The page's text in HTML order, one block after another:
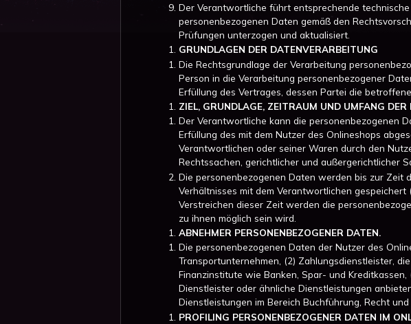
Der Verantwortliche führt entsprechende
personenbezogenen Daten gemäß den
Prüfungen unterzogen und aktualisiert.
GRUNDLAGEN DER DATENVERARBEITUNG
Die Rechtsgrundlage der Verarbeitung
Person in die Verarbeitung personenbezogener
Erfüllung des Vertrages, dessen Partei die
ZIEL, GRUNDLAGE, ZEITRAUM UND UMFANG
Der Verantwortliche kann die personenbezogenen
Erfüllung des mit dem Nutzer des Onlineshops
Verantwortlichen oder seiner Waren durch den
Rechtssachen, gerichtlicher und außergerichtlicher
Die personenbezogenen Daten werden bis zur Zeit
Verhältnisses mit dem Verantwortlichen
Verstreichen dieser Zeit werden die
zu ihnen möglich sein wird.
ABNEHMER PERSONENBEZOGENER DATEN.
Die personenbezogenen Daten der Nutzer des
Transportunternehmen, (2) Zahlungsdienstleister,
Finanzinstitute wie Banken, Spar- und
Dienstleister oder ähnliche Dienstleistungen
Dienstleistungen im Bereich Buchführung, Recht
PROFILING PERSONENBEZOGENER DATEN IM